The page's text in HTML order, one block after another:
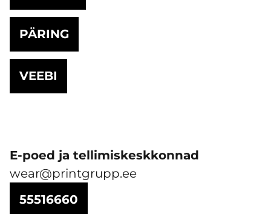
PÄRING
VEEBI
E-poed ja tellimiskeskkonnad
wear@printgrupp.ee
55516660